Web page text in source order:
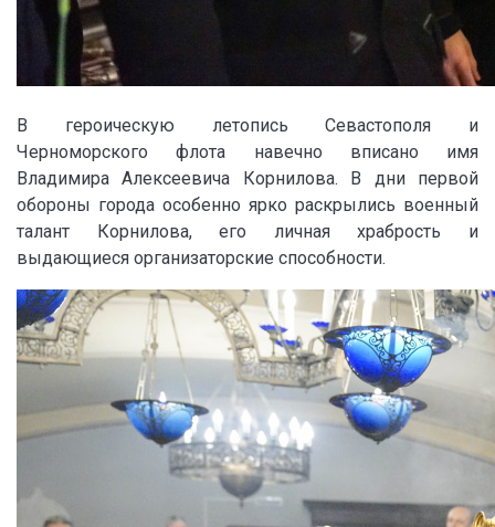
В героическую летопись Севастополя и
Черноморского флота навечно вписано имя
Владимира Алексеевича Корнилова. В дни первой
обороны города особенно ярко раскрылись военный
талант Корнилова, его личная храбрость и
выдающиеся организаторские способности.